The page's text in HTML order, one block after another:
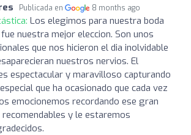
Publicada en 8 months ago
Los elegimos para nuestra boda
nuestra mejor eleccion. Son unos
que nos hicieron el dia inolvidable
nuestros nervios. El
espectacular y maravilloso capturando
que ha ocasionado que cada vez
emocionemos recordando ese gran
y le estaremos